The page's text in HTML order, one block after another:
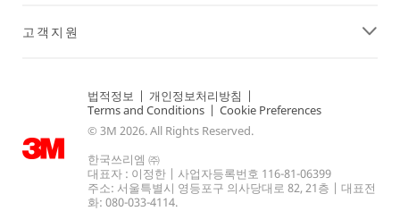
고객지원
법적정보 | 개인정보처리방침 |
Terms and Conditions | Cookie Preferences
© 3M 2026. All Rights Reserved.
한국쓰리엠 ㈜
대표자 : 이정한 | 사업자등록번호 116-81-06399
주소: 서울특별시 영등포구 의사당대로 82, 21층 | 대표전
화: 080-033-4114.